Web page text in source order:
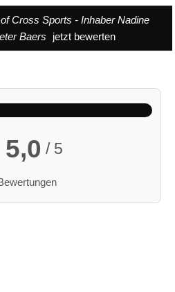
Cross Sports - Inhaber Nadine
Baers
jetzt bewerten
5,0 / 5